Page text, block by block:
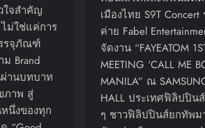
ใจสำคัญ
ม่ใช่แค่การ
รจุภัณฑ์
Brand
ผ่านบทบาท
ภาพ สู่
นึ่งของทุก
เมืองไทย S9T
ค่าย Fabel
จัดงาน “FAYEATOM
MEETING ‘CALL ME
MANILA” ณ
HALL ประเทศฟิลิปปิ
ๆ ชาวฟิลิปปินส์ยกทัพม